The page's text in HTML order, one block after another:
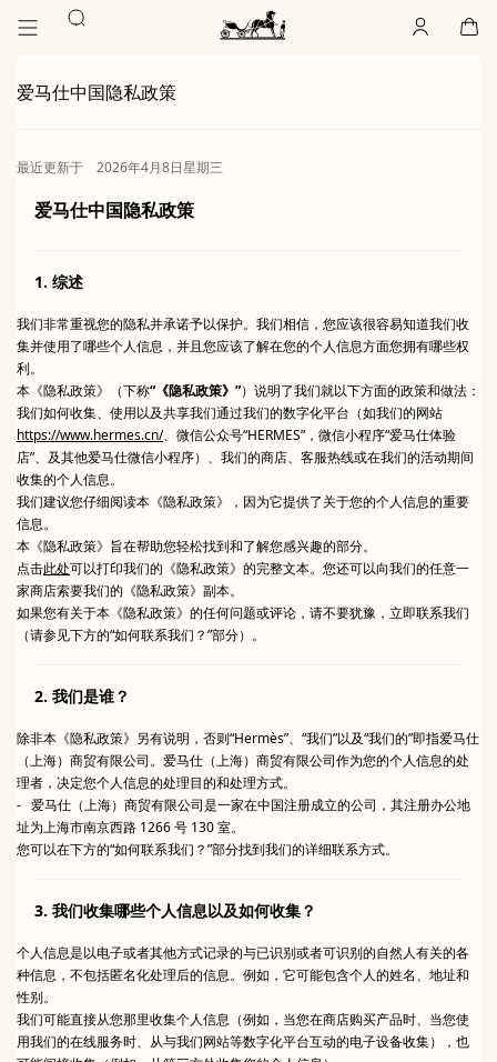
往
内
容
往
浏
览
搜
账
离 购
空
爱马仕中国隐私政策
最近更新于 2026年4月8日星期三
爱马仕中国隐私政策
1. 综述
我们非常重视您的隐私并承诺予以保护。我们相信，您应该很容易知道我们收
集并使用了哪些个人信息，并且您应该了解在您的个人信息方面您拥有哪些权
利。
本《隐私政策》（下称“《隐私政策》”）说明了我们就以下方面的政策和做法：
我们如何收集、使用以及共享我们通过我们的数字化平台（如我们的网站
https://www.hermes.cn/、微信公众号“HERMES”，微信小程序“爱马仕体验
店”、及其他爱马仕微信小程序）、我们的商店、客服热线或在我们的活动期间
收集的个人信息。
我们建议您仔细阅读本《隐私政策》，因为它提供了关于您的个人信息的重要
信息。
本《隐私政策》旨在帮助您轻松找到和了解您感兴趣的部分。
点击此处可以打印我们的《隐私政策》的完整文本。您还可以向我们的任意一
家商店索要我们的《隐私政策》副本。
如果您有关于本《隐私政策》的任何问题或评论，请不要犹豫，立即联系我们
（请参见下方的“如何联系我们？”部分）。
2. 我们是谁？
除非本《隐私政策》另有说明，否则“Hermès”、“我们”以及“我们的”即指爱马仕
（上海）商贸有限公司。爱马仕（上海）商贸有限公司作为您的个人信息的处
理者，决定您个人信息的处理目的和处理方式。
- 爱马仕（上海）商贸有限公司是一家在中国注册成立的公司，其注册办公地
址为上海市南京西路 1266 号 130 室。
您可以在下方的“如何联系我们？”部分找到我们的详细联系方式。
3. 我们收集哪些个人信息以及如何收集？
个人信息是以电子或者其他方式记录的与已识别或者可识别的自然人有关的各
种信息，不包括匿名化处理后的信息。例如，它可能包含个人的姓名、地址和
性别。
我们可能直接从您那里收集个人信息（例如，当您在商店购买产品时、当您使
用我们的在线服务时、从与我们网站等数字化平台互动的电子设备收集），也